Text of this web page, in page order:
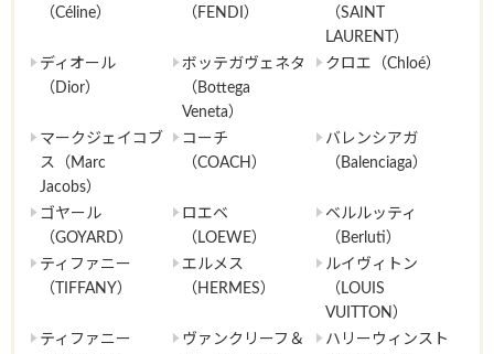
（Céline） （FENDI）
（SAINT
LAURENT）
ディオール
（Dior）
ボッテガヴェネタ
（Bottega
Veneta）
クロエ（Chloé）
マークジェイコブ
ス（Marc
Jacobs）
コーチ
（COACH）
バレンシアガ
（Balenciaga）
ゴヤール
（GOYARD）
ロエベ
（LOEWE）
ベルルッティ
（Berluti）
ティファニー
（TIFFANY）
エルメス
（HERMES）
ルイヴィトン
（LOUIS
VUITTON）
ティファニー
ヴァンクリーフ＆
ハリーウィンスト